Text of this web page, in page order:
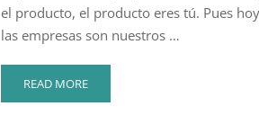
el producto, el producto eres tú. Pues
las empresas son nuestros …
READ
MORE
READ MORE